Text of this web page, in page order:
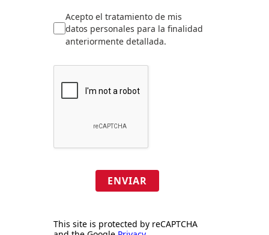
Acepto el tratamiento de mis
datos personales para la finalidad
anteriormente detallada.
ENVIAR
This site is protected by reCAPTCHA